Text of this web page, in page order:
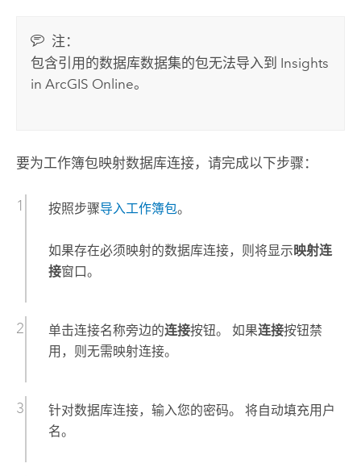
注：
包含引用的数据库数据集的包无法导入到 Insights
in ArcGIS Online。
要为工作簿包映射数据库连接，请完成以下步骤：
按照步骤导入工作簿包。
如果存在必须映射的数据库连接，则将显示映射连
接窗口。
单击连接名称旁边的连接按钮。 如果连接按钮禁
用，则无需映射连接。
针对数据库连接，输入您的密码。 将自动填充用户
名。